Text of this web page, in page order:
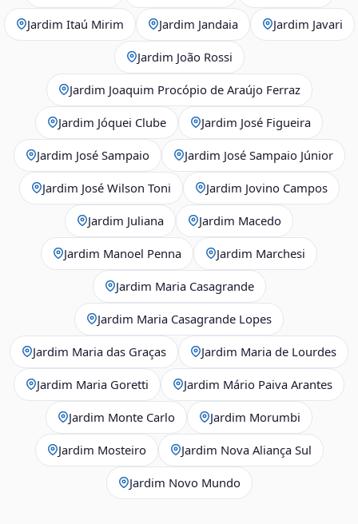
Jardim Itaú Mirim Jardim Jandaia Jardim Javari
Jardim João Rossi
Jardim Joaquim Procópio de Araújo Ferraz
Jardim Jóquei Clube Jardim José Figueira
Jardim José Sampaio Jardim José Sampaio Júnior
Jardim José Wilson Toni Jardim Jovino Campos
Jardim Juliana Jardim Macedo
Jardim Manoel Penna Jardim Marchesi
Jardim Maria Casagrande
Jardim Maria Casagrande Lopes
Jardim Maria das Graças Jardim Maria de Lourdes
Jardim Maria Goretti Jardim Mário Paiva Arantes
Jardim Monte Carlo Jardim Morumbi
Jardim Mosteiro Jardim Nova Aliança Sul
Jardim Novo Mundo